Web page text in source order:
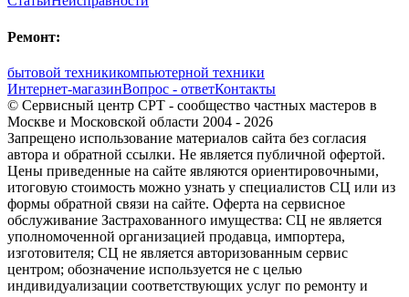
Ремонт:
бытовой техникикомпьютерной техники
Интернет-магазинВопрос - ответКонтакты
© Сервисный центр СРТ - сообщество частных мастеров в
Москве и Московской области 2004 - 2026
Запрещено использование материалов сайта без согласия
автора и обратной ссылки. Не является публичной офертой.
Цены приведенные на сайте являются ориентировочными,
итоговую стоимость можно узнать у специалистов СЦ или из
формы обратной связи на сайте. Оферта на сервисное
обслуживание Застрахованного имущества: СЦ не является
уполномоченной организацией продавца, импортера,
изготовителя; СЦ не является авторизованным сервис
центром; обозначение используется не с целью
индивидуализации соответствующих услуг по ремонту и